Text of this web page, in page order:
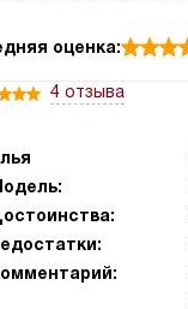
оценка:
4 отзыва